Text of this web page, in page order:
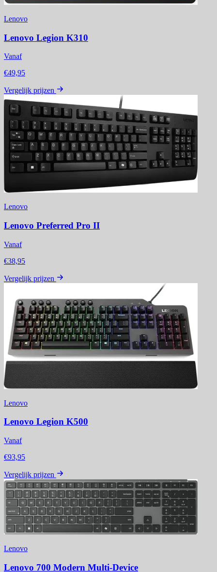
Lenovo
Lenovo Legion K310
Vanaf
€49,95
Vergelijk prijzen
Lenovo
Lenovo Preferred Pro II
Vanaf
€38,95
Vergelijk prijzen
Lenovo
Lenovo Legion K500
Vanaf
€93,95
Vergelijk prijzen
Lenovo
Lenovo 700 Modern Multi-Device